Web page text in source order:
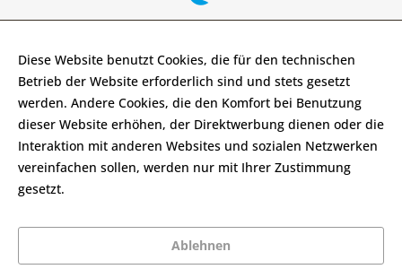
Diese Website benutzt Cookies, die für den technischen
Betrieb der Website erforderlich sind und stets gesetzt
werden. Andere Cookies, die den Komfort bei Benutzung
dieser Website erhöhen, der Direktwerbung dienen oder die
Interaktion mit anderen Websites und sozialen Netzwerken
vereinfachen sollen, werden nur mit Ihrer Zustimmung
gesetzt.
Ablehnen